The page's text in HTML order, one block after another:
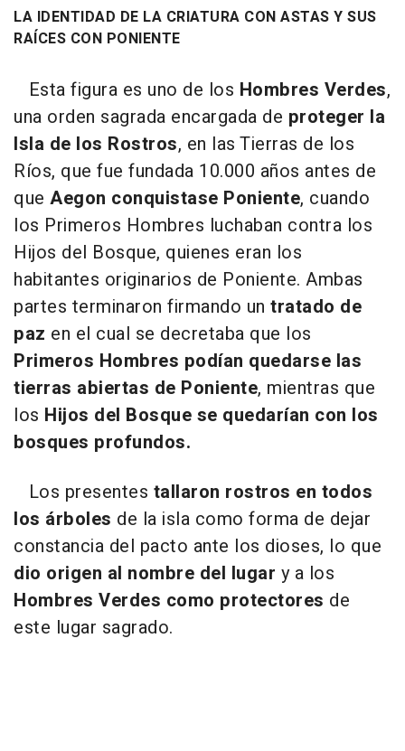
LA IDENTIDAD DE LA CRIATURA CON ASTAS Y SUS
RAÍCES CON PONIENTE
Esta figura es uno de los Hombres Verdes,
una orden sagrada encargada de proteger la
Isla de los Rostros, en las Tierras de los
Ríos, que fue fundada 10.000 años antes de
que Aegon conquistase Poniente, cuando
los Primeros Hombres luchaban contra los
Hijos del Bosque, quienes eran los
habitantes originarios de Poniente. Ambas
partes terminaron firmando un tratado de
paz en el cual se decretaba que los
Primeros Hombres podían quedarse las
tierras abiertas de Poniente, mientras que
los Hijos del Bosque se quedarían con los
bosques profundos.
Los presentes tallaron rostros en todos
los árboles de la isla como forma de dejar
constancia del pacto ante los dioses, lo que
dio origen al nombre del lugar y a los
Hombres Verdes como protectores de
este lugar sagrado.